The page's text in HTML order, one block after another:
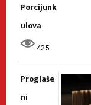
Porcijunk
ulova
425
Proglaše
ni